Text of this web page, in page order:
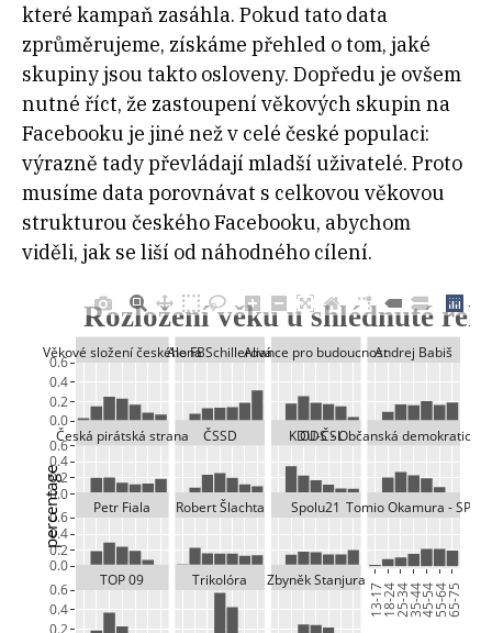
které kampaň zasáhla. Pokud tato data
zprůměrujeme, získáme přehled o tom, jaké
skupiny jsou takto osloveny. Dopředu je ovšem
nutné říct, že zastoupení věkových skupin na
Facebooku je jiné než v celé české populaci:
výrazně tady převládají mladší uživatelé. Proto
musíme data porovnávat s celkovou věkovou
strukturou českého Facebooku, abychom
viděli, jak se liší od náhodného cílení.